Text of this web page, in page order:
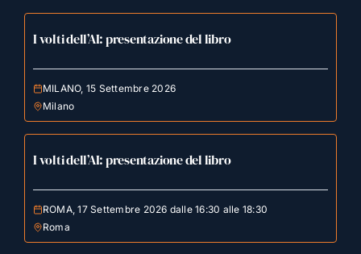
I volti dell’AI: presentazione del libro
MILANO, 15 Settembre 2026
Milano
I volti dell’AI: presentazione del libro
ROMA, 17 Settembre 2026 dalle 16:30 alle 18:30
Roma